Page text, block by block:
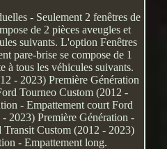
- Seulement 2 fenêtres de
de 2 pièces aveugles et
suivants. L'option Fenêtres
pare-brise se compose de 1
à tous les véhicules suivants.
- 2023) Première Génération
Tourneo Custom (2012 -
- Empattement court Ford
2023) Première Génération -
Transit Custom (2012 - 2023)
- Empattement long.